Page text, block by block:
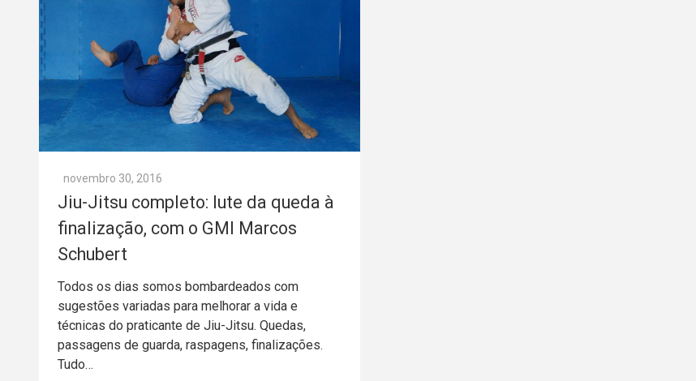
novembro 30, 2016
Jiu-Jitsu completo: lute da queda à
finalização, com o GMI Marcos
Schubert
Todos os dias somos bombardeados com
sugestões variadas para melhorar a vida e
técnicas do praticante de Jiu-Jitsu. Quedas,
passagens de guarda, raspagens, finalizações.
Tudo…